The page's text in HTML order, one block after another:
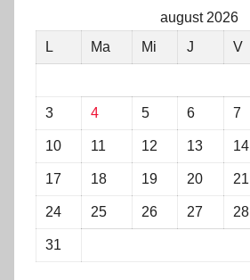
august 2026
L
Ma Mi J V
3 4 5 6 7
10 11 12 13 14
17 18 19 20 21
24 25 26 27 28
31